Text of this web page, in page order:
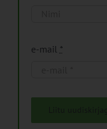
e-mail *